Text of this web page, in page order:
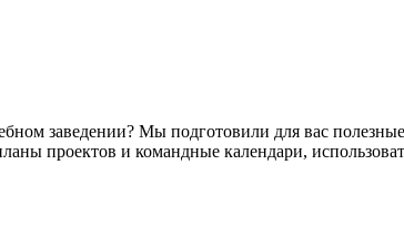
заведении? Мы подготовили для вас
проектов и командные календари,